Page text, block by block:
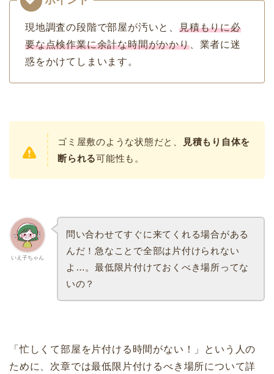
現地調査の段階で部屋が汚いと、 見積もりに必
要な点検作業に余計な時間がかかり、業者に迷
惑をかけてしまいます。
ゴミ屋敷のような状態だと、
見積もり自体を
断られる可能性も。
いえ子ちゃん
問い合わせてすぐに来てくれる場合がある
んだ！急なことで全部は片付けられない
よ…。最低限片付けておくべき場所ってな
いの？
「忙しくて部屋を片付ける時間がない！」という人の
ために、次章では最低限片付けるべき場所について詳